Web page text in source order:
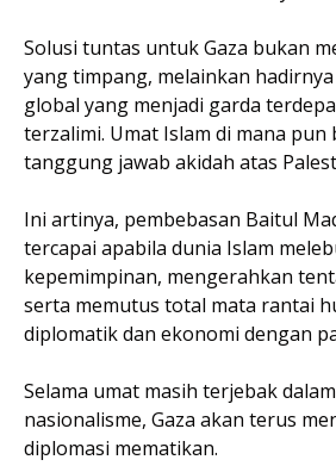
Solusi tuntas untuk Gaza bukan
yang timpang, melainkan
global yang menjadi garda
terzalimi. Umat Islam di mana pun
tanggung jawab akidah atas
Ini artinya, pembebasan Baitul
tercapai apabila dunia Islam
kepemimpinan, mengerahkan
serta memutus total mata rantai
diplomatik dan ekonomi dengan
Selama umat masih terjebak
nasionalisme, Gaza akan terus
diplomasi mematikan.